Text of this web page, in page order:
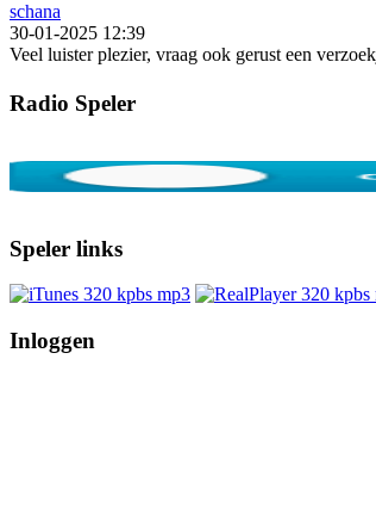
schana
30-01-2025 12:39
Veel luister plezier, vraag ook gerust een
Radio Speler
Speler links
Inloggen